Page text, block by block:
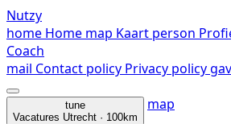
Nutzy
home Home map Kaart person
Coach
mail Contact policy Privacy policy
tune
Vacatures Utrecht · 100km
map